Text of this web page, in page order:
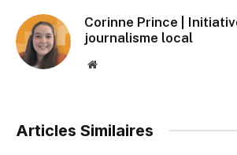
Corinne Prince |
journalisme local
Website
Articles Similaires